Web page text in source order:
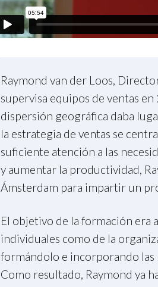
Raymond van der Loos,
supervisa equipos de ventas
dispersión geográfica daba
la estrategia de ventas se
suficiente atención a las
y aumentar la productividad,
Ámsterdam para impartir un
El objetivo de la formación era
individuales como de la
formándolo e incorporando las
Como resultado, Raymond ya